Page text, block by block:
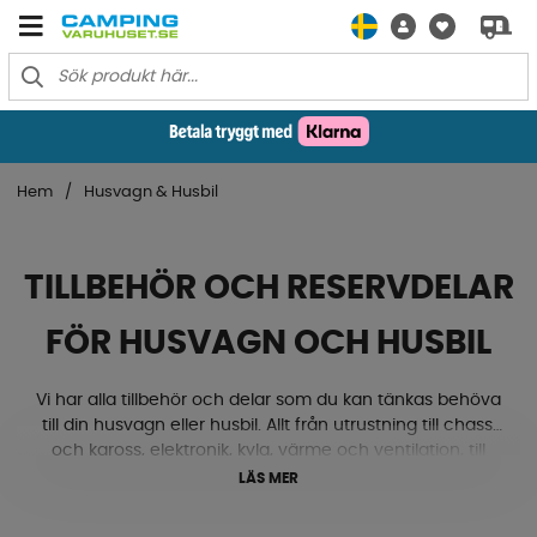
Hem Husvagn & Husbil
TILLBEHÖR OCH RESERVDELAR
FÖR HUSVAGN OCH HUSBIL
Vi har alla tillbehör och delar som du kan tänkas behöva
till din husvagn eller husbil. Allt från utrustning till chassi
och kaross, elektronik, kyla, värme och ventilation, till
gasol, textilmattor, lås och beslag med mera. Ja, här
LÄS MER